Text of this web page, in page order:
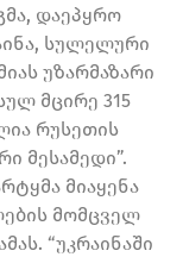
დაეპყრო
სულელური
უზარმაზარი
მცირე 315
რუსეთის
მესამედი”.
მიაყენა
მომცველ
“უკრაინაში